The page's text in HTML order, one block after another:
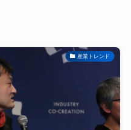
産業トレンド